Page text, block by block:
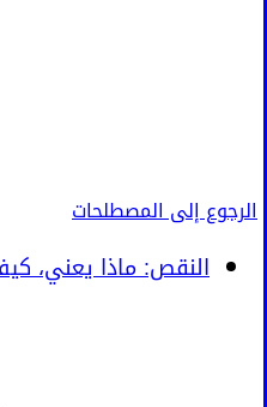
الرجوع إلى المصطلحات
النقص: ماذا يعني،